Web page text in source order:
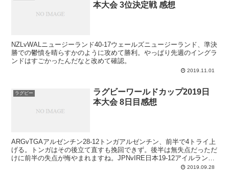
本大会 3位決定戦 感想
NZLvWALニュージーランド40-17ウェールズニュージーランド、準決
勝での鬱憤を晴らすかのように攻めて勝利。やっぱり先週のイングラ
ンドはすごかったんだなと改めて確認。
2019.11.01
ラグビー
ラグビーワールドカップ2019日
本大会 8日目感想
ARGvTGAアルゼンチン28-12トンガアルゼンチン、前半で4トライ上
げる。トンガはその後立て直すも挽回できず。後半は無失点だっただ
けに前半の失点が悔やまれますね。JPNvIRE日本19-12アイルランド
2019.09.28